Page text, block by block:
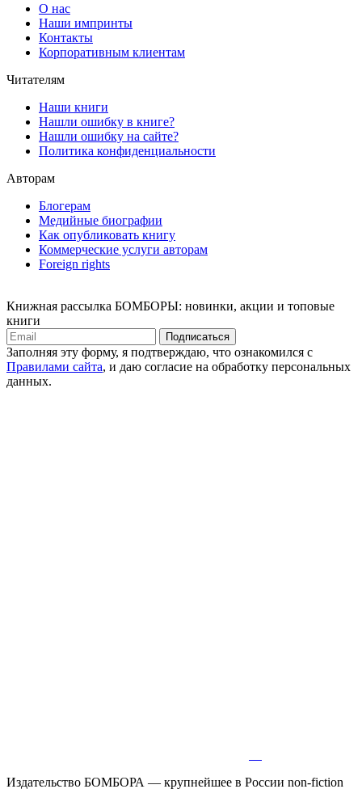
О нас
Наши импринты
Контакты
Корпоративным клиентам
Читателям
Наши книги
Нашли ошибку в книге?
Нашли ошибку на сайте?
Политика конфиденциальности
Авторам
Блогерам
Медийные биографии
Как опубликовать книгу
Коммерческие услуги авторам
Foreign rights
Книжная рассылка БОМБОРЫ: новинки, акции и топовые
книги
Подписаться
Заполняя эту форму, я подтверждаю, что ознакомился с
Правилами сайта, и даю согласие на обработку персональных
данных.
Издательство БОМБОРА — крупнейшее в России non-fiction